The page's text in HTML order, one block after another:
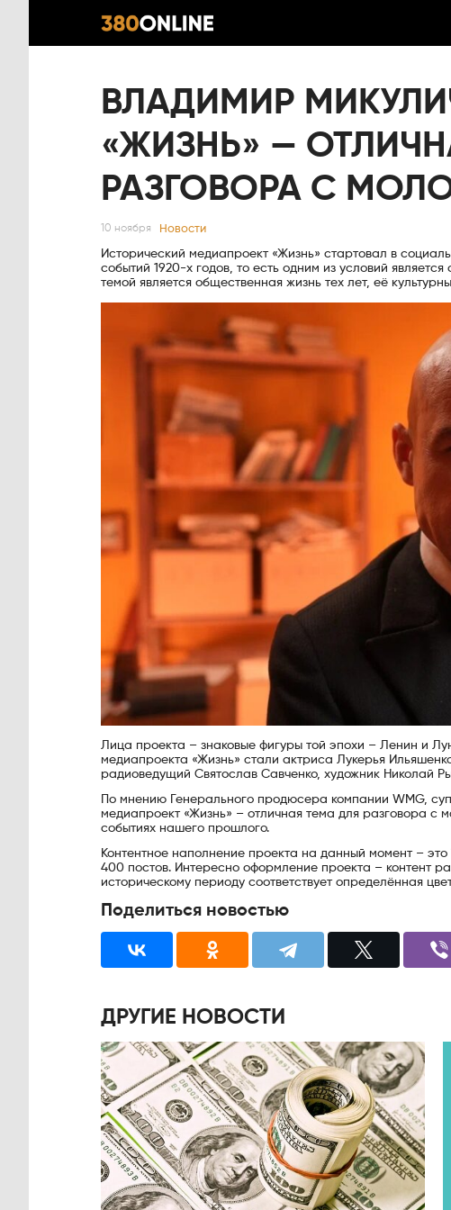
ВЛАДИМИР
«ЖИЗНЬ» —
РАЗГОВОРА С
10 ноября Новости
Исторический медиапроект «Жизнь» стартовал в
событий 1920-х годов, то есть одним из условий
темой является общественная жизнь тех лет, её
Лица проекта – знаковые фигуры той эпохи – Ленин и
медиапроекта «Жизнь» стали актриса Лукерья
радиоведущий Святослав Савченко, художник Николай
По мнению Генерального продюсера компании WMG,
медиапроект «Жизнь» – отличная тема для разговора с
событиях нашего прошлого.
Контентное наполнение проекта на данный момент – это
400 постов. Интересно оформление проекта – контент
историческому периоду соответствует определённая
Поделиться новостью
ДРУГИЕ НОВОСТИ